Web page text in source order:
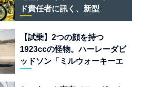
ド責任者に訊く、新型
「BULLET 650」と“時間の
質”を愛する理由
【試乗】2つの顔を持つ
1923ccの怪物。ハーレーダビ
ッドソン「ミルウォーキーエ